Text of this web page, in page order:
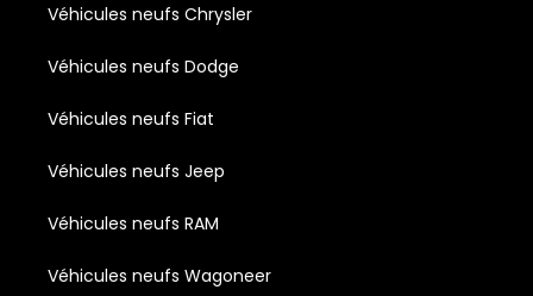
Véhicules neufs Chrysler
Véhicules neufs Dodge
Véhicules neufs Fiat
Véhicules neufs Jeep
Véhicules neufs RAM
Véhicules neufs Wagoneer